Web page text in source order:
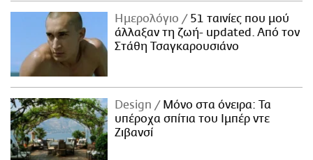
ΑΜΠΑ
Ημερολόγιο
51 ταινίες που μού
άλλαξαν τη ζωή- updated. Aπό τον
Στάθη Τσαγκαρουσιάνο
Design
Μόνο στα όνειρα: Τα
υπέροχα σπίτια του Ιμπέρ ντε
Ζιβανσί